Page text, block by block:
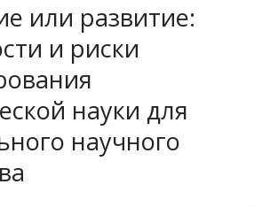
или развитие:
и риски
науки для
научного